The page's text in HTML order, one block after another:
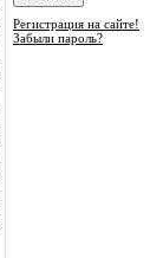
Регистрация на сайте!
Забыли пароль?